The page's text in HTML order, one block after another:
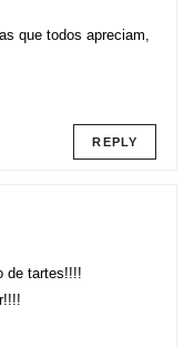
que todos apreciam,
REPLY
de tartes!!!!